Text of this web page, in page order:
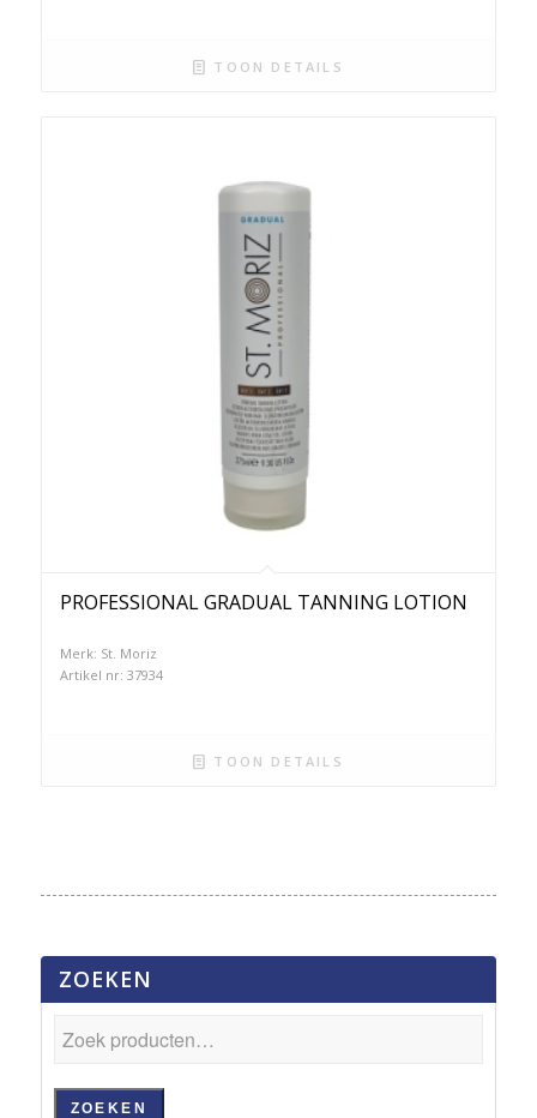
TOON DETAILS
PROFESSIONAL GRADUAL TANNING LOTION
Merk: St. Moriz
Artikel nr: 37934
TOON DETAILS
ZOEKEN
ZOEKEN